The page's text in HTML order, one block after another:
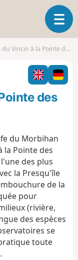
O
u
i
r
l
t
i
Vincin à la Pointe des Émigrés
des
du Morbihan
la Pointe des
des plus
la Presqu'île
de la
pour
(rivière,
des espèces
se
toute